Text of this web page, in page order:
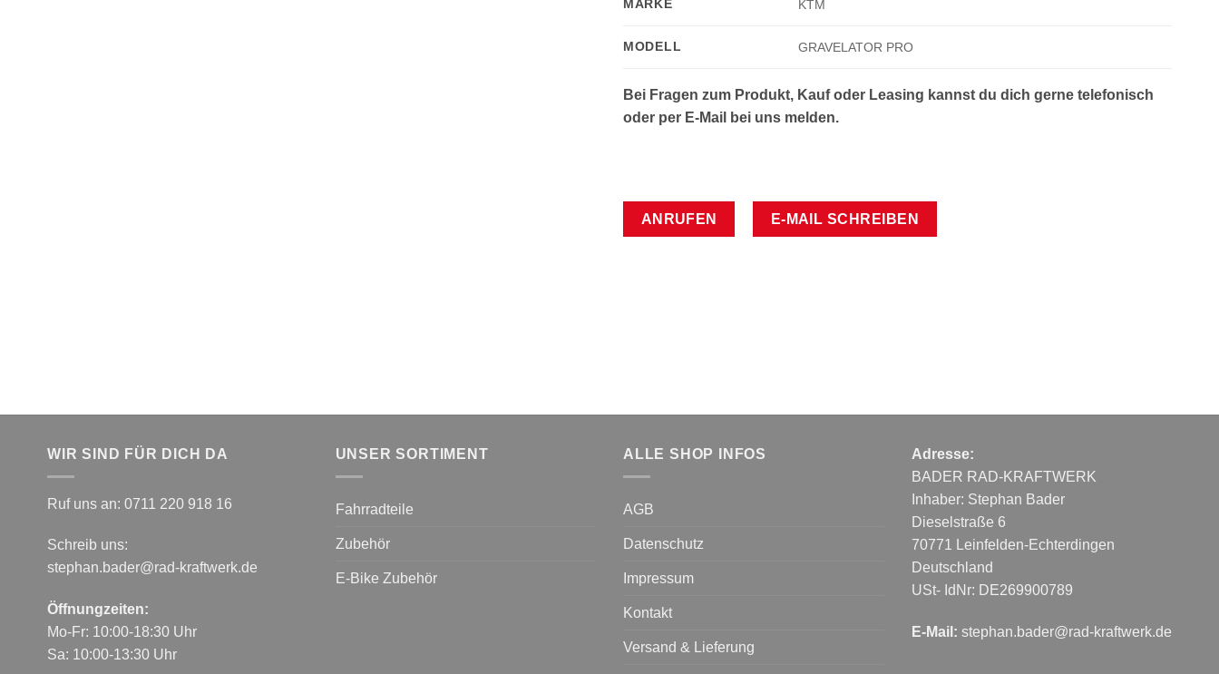
MARKE KTM
MODELL GRAVELATOR PRO
Bei Fragen zum Produkt, Kauf oder Leasing kannst du dich gerne telefonisch
oder per E-Mail bei uns melden.
ANRUFEN E-MAIL SCHREIBEN
WIR SIND FÜR DICH DA
Ruf uns an: 0711 220 918 16
Schreib uns:
stephan.bader@rad-kraftwerk.de
Öffnungzeiten:
Mo-Fr: 10:00-18:30 Uhr
Sa: 10:00-13:30 Uhr
UNSER SORTIMENT
Fahrradteile
Zubehör
E-Bike Zubehör
ALLE SHOP INFOS
AGB
Datenschutz
Impressum
Kontakt
Versand & Lieferung
Adresse:
BADER RAD-KRAFTWERK
Inhaber: Stephan Bader
Dieselstraße 6
70771 Leinfelden-Echterdingen
Deutschland
USt- IdNr: DE269900789
E-Mail: stephan.bader@rad-kraftwerk.de